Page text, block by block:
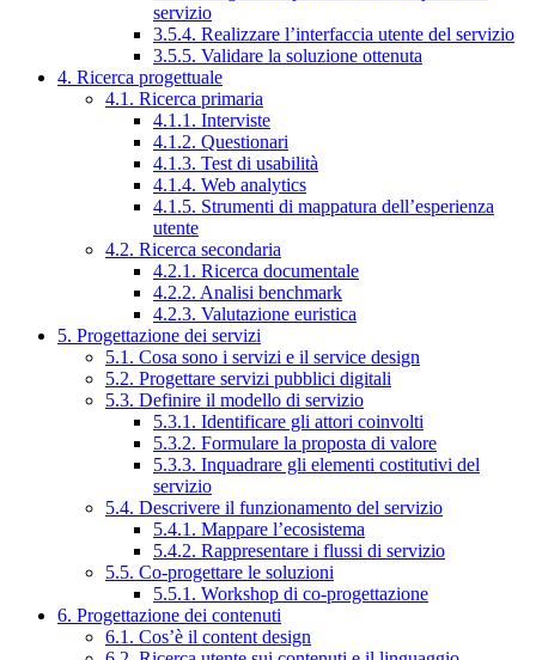
servizio
3.5.4. Realizzare l’interfaccia utente del servizio
3.5.5. Validare la soluzione ottenuta
4. Ricerca progettuale
4.1. Ricerca primaria
4.1.1. Interviste
4.1.2. Questionari
4.1.3. Test di usabilità
4.1.4. Web analytics
4.1.5. Strumenti di mappatura dell’esperienza
utente
4.2. Ricerca secondaria
4.2.1. Ricerca documentale
4.2.2. Analisi benchmark
4.2.3. Valutazione euristica
5. Progettazione dei servizi
5.1. Cosa sono i servizi e il service design
5.2. Progettare servizi pubblici digitali
5.3. Definire il modello di servizio
5.3.1. Identificare gli attori coinvolti
5.3.2. Formulare la proposta di valore
5.3.3. Inquadrare gli elementi costitutivi del
servizio
5.4. Descrivere il funzionamento del servizio
5.4.1. Mappare l’ecosistema
5.4.2. Rappresentare i flussi di servizio
5.5. Co-progettare le soluzioni
5.5.1. Workshop di co-progettazione
6. Progettazione dei contenuti
6.1. Cos’è il content design